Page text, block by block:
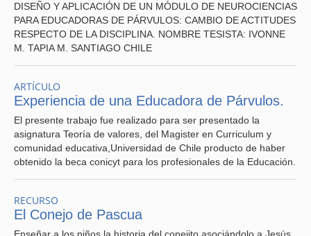
DISEÑO Y APLICACIÓN DE UN MÓDULO DE NEUROCIENCIAS
PARA EDUCADORAS DE PÁRVULOS: CAMBIO DE ACTITUDES
RESPECTO DE LA DISCIPLINA. NOMBRE TESISTA: IVONNE
M. TAPIA M. SANTIAGO CHILE
ARTÍCULO
Experiencia de una Educadora de Párvulos.
El presente trabajo fue realizado para ser presentado la
asignatura Teoría de valores, del Magister en Curriculum y
comunidad educativa,Universidad de Chile producto de haber
obtenido la beca conicyt para los profesionales de la Educación.
RECURSO
El Conejo de Pascua